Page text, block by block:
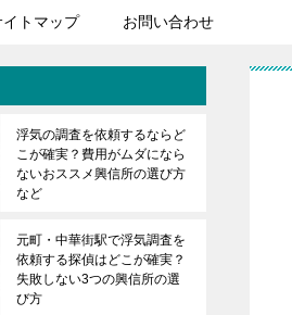
イトマップ お問い合わせ
浮気の調査を依頼するならど
こが確実？費用がムダになら
ないおススメ興信所の選び方
など
元町・中華街駅で浮気調査を
依頼する探偵はどこが確実？
失敗しない3つの興信所の選
び方